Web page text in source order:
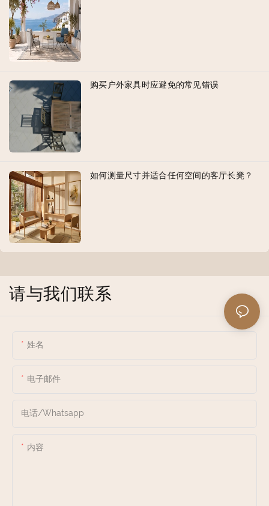
购买户外家具时应避免的常见错误
如何测量尺寸并适合任何空间的客厅长凳？
请与我们联系
姓名
电子邮件
电话/whatsapp
内容